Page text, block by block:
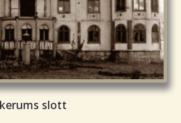
slott